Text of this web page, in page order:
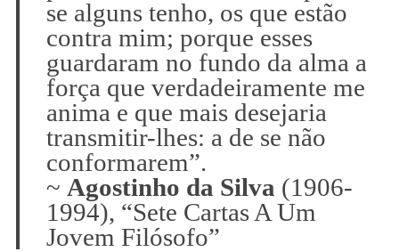
se alguns tenho, os que estão
contra mim; porque esses
guardaram no fundo da alma a
força que verdadeiramente me
anima e que mais desejaria
transmitir-lhes: a de se não
conformarem”.
~ Agostinho da Silva (1906-
1994), “Sete Cartas A Um
Jovem Filósofo”